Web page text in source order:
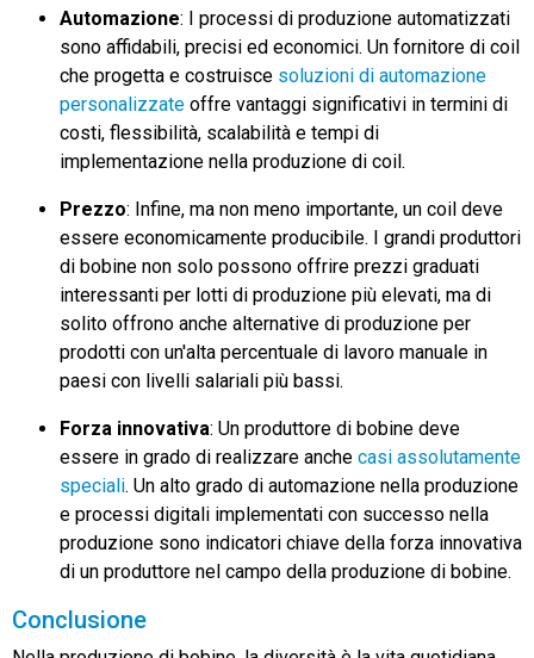
Automazione: I processi di produzione automatizzati
sono affidabili, precisi ed economici. Un fornitore di coil
che progetta e costruisce soluzioni di automazione
personalizzate offre vantaggi significativi in termini di
costi, flessibilità, scalabilità e tempi di
implementazione nella produzione di coil.
Prezzo: Infine, ma non meno importante, un coil deve
essere economicamente producibile. I grandi produttori
di bobine non solo possono offrire prezzi graduati
interessanti per lotti di produzione più elevati, ma di
solito offrono anche alternative di produzione per
prodotti con un'alta percentuale di lavoro manuale in
paesi con livelli salariali più bassi.
Forza innovativa: Un produttore di bobine deve
essere in grado di realizzare anche casi assolutamente
speciali. Un alto grado di automazione nella produzione
e processi digitali implementati con successo nella
produzione sono indicatori chiave della forza innovativa
di un produttore nel campo della produzione di bobine.
Conclusione